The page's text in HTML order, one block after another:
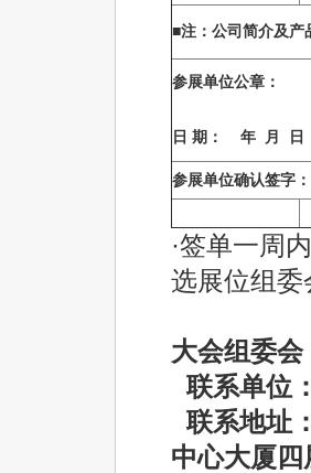
■注：公司简介及产
参展单位公章：
日 期： 年 月 日
参展单位确认签字：
·签单一周
选展位组
大会组委会
联系单位
联系地址
中心大厦